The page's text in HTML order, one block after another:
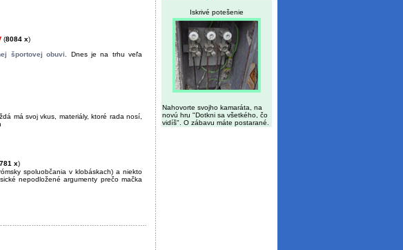
(8084 x)
športovej obuvi
. Dnes je na trhu veľa
má svoj vkus, materiály, ktoré rada nosí,
x)
spoluobčania v klobáskach) a niekto
nepodložené argumenty prečo mačka
Iskrivé potešenie
Nahovorte svojho kamaráta, na
novú hru "Dotkni sa všetkého, čo
vidíš". O zábavu máte postarané.